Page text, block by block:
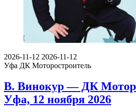
2026-11-12 2026-11-12
Уфа ДК Моторостроитель
В. Винокур — ДК
Уфа, 12 ноября 2026